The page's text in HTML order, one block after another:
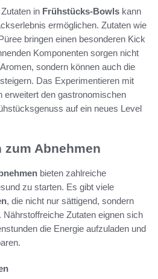
in Frühstücks-Bowls kann
ermöglichen. Zutaten wie
bringen einen besonderen Kick
Komponenten sorgen nicht
sondern können auch die
Das Experimentieren mit
erweitert den gastronomischen
auf ein neues Level
Abnehmen
bieten zahlreiche
zu starten. Es gibt viele
, die nicht nur sättigend, sondern
Zutaten eignen sich
die Energie aufzuladen und